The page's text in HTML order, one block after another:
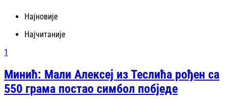
Најновије
Најчитаније
1
Минић: Мали Алексеј из Теслића рођен са
550 грама постао симбол побједе